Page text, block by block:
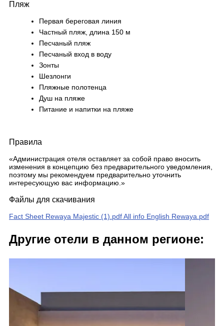
Пляж
Первая береговая линия
Частный пляж, длина 150 м
Песчаный пляж
Песчаный вход в воду
Зонты
Шезлонги
Пляжные полотенца
Душ на пляже
Питание и напитки на пляже
Правила
«Администрация отеля оставляет за собой право вносить
изменения в концепцию без предварительного уведомления,
поэтому мы рекомендуем предварительно уточнить
интересующую вас информацию.»
Файлы для скачивания
Fact Sheet Rewaya Majestic (1).pdfAll info English Rewaya.pdf
Другие отели в данном регионе: